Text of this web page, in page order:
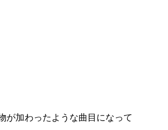
が加わったような曲目になって